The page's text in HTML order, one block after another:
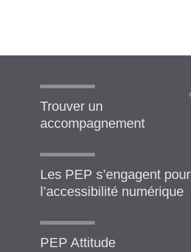
Trouver un
accompagnement
Les PEP s’engagent pour
l’accessibilité numérique
PEP Attitude